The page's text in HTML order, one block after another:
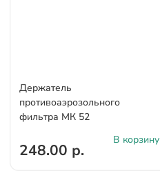
Держатель
противоаэрозольного
фильтра МК 52
248.00 р.
В корзину